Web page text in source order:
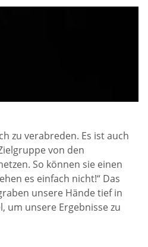
zu verabreden. Es ist auch
von den
So können sie einen
es einfach nicht!“ Das
unsere Hände tief in
um unsere Ergebnisse zu